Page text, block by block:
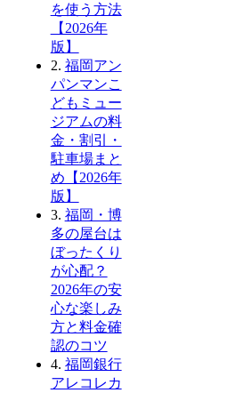
を使う方法
【2026年
版】
2. 福岡アン
パンマンこ
どもミュー
ジアムの料
金・割引・
駐車場まと
め【2026年
版】
3. 福岡・博
多の屋台は
ぼったくり
が心配？
2026年の安
心な楽しみ
方と料金確
認のコツ
4. 福岡銀行
アレコレカ